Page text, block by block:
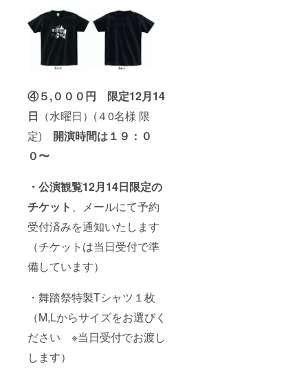
④５,０００円 限定12月14
日 （水曜日）(４0名様 限
定) 開演時間は１９：０
０〜
・公演観覧12月14日限定の
チケット 、メールにて予約
受付済みを通知いたします
（チケットは当日受付で準
備しています）
・舞踏祭特製Tシャツ１枚
（M,Lからサイズをお選びく
ださい ※当日受付でお渡し
します）